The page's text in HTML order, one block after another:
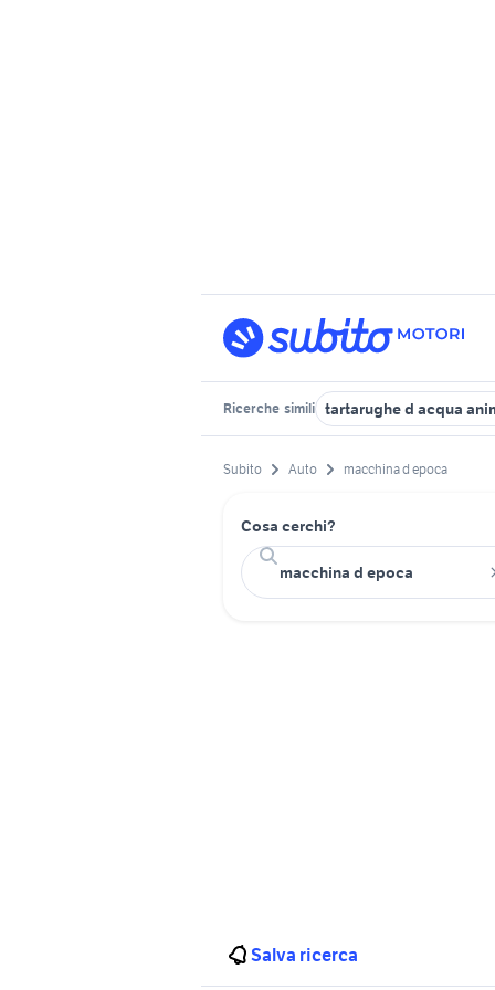
Ricerche simili tartarughe d acqua
Subito Auto macchina d epoca
Cosa cerchi?
Salva ricerca